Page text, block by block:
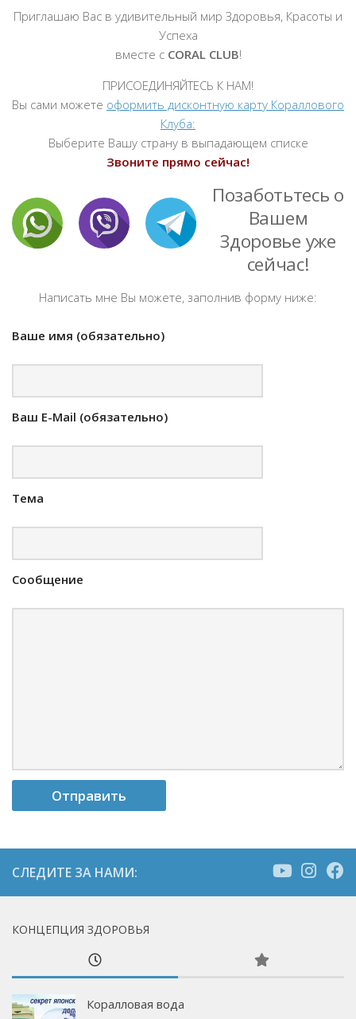
Приглашаю Вас в удивительный мир Здоровья, Красоты и
Успеха
вместе с CORAL CLUB!
ПРИСОЕДИНЯЙТЕСЬ К НАМ!
Вы сами можете оформить дисконтную карту Кораллового
Клуба:
Выберите Вашу страну в выпадающем списке
Звоните прямо сейчас!
Позаботьтесь о
Вашем
Здоровье уже
сейчас!
Написать мне Вы можете, заполнив форму ниже:
Ваше имя (обязательно)
Ваш E-Mail (обязательно)
Тема
Сообщение
СЛЕДИТЕ ЗА НАМИ:
КОНЦЕПЦИЯ ЗДОРОВЬЯ
Коралловая вода